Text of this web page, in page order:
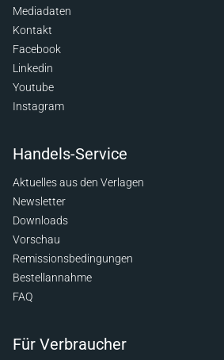
Mediadaten
Kontakt
Facebook
Linkedin
Youtube
Instagram
Handels-Service
Aktuelles aus den Verlagen
Newsletter
Downloads
Vorschau
Remissionsbedingungen
Bestellannahme
FAQ
Für Verbraucher